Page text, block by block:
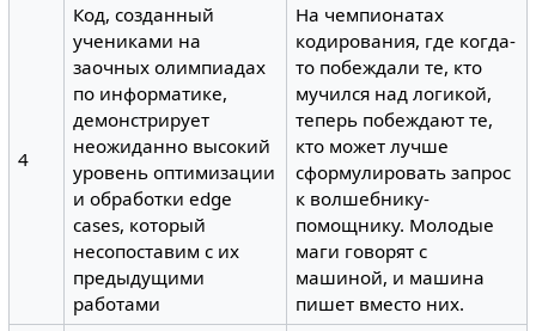
4
Код, созданный
учениками на
заочных олимпиадах
по информатике,
демонстрирует
неожиданно высокий
уровень оптимизации
и обработки edge
cases, который
несопоставим с их
предыдущими
работами
На чемпионатах
кодирования, где когда-
то побеждали те, кто
мучился над логикой,
теперь побеждают те,
кто может лучше
сформулировать запрос
к волшебнику-
помощнику. Молодые
маги говорят с
машиной, и машина
пишет вместо них.